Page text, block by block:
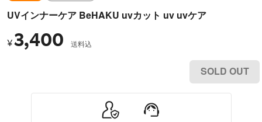
UVインナーケア BeHAKU uvカット uv uvケア
¥3,400 送料込
SOLD OUT